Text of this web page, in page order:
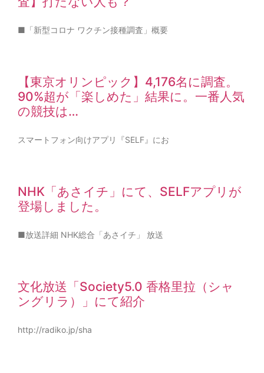
■「新型コロナ ワクチン接種調査」概要
【東京オリンピック】4,176名に調査。
90%超が「楽しめた」結果に。一番人気
の競技は…
スマートフォン向けアプリ『SELF』にお
NHK「あさイチ」にて、SELFアプリが
登場しました。
■放送詳細 NHK総合「あさイチ」 放送
文化放送「Society5.0 香格里拉（シャ
ングリラ）」にて紹介
http://radiko.jp/sha